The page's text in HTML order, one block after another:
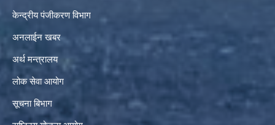
केन्द्रीय पंजीकरण विभाग
अनलाईन खबर
अर्थ मन्त्रालय
लोक सेवा आयोग
सूचना बिभाग